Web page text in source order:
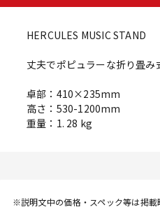
HERCULES MUSIC STAND
丈夫でポピュラーな折り畳
卓部：410×235mm
高さ：530-1200mm
重量：1. 28 kg
※説明文中の価格・スペック等は掲載